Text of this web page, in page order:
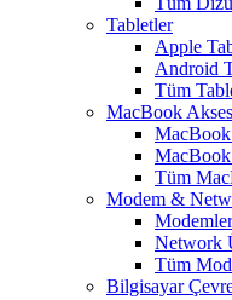
Tabletler
Apple
Android
Tüm
MacBook
MacBook
MacBook
Tüm
Modem &
Modemler
Network
Tüm
Bilgisayar